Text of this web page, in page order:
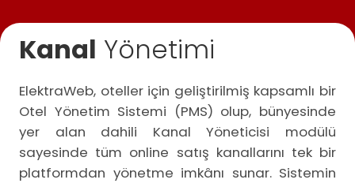
Kanal Yönetimi
ElektraWeb, oteller için geliştirilmiş kapsamlı bir
Otel Yönetim Sistemi (PMS) olup, bünyesinde
yer alan dahili Kanal Yöneticisi modülü
sayesinde tüm online satış kanallarını tek bir
platformdan yönetme imkânı sunar. Sistemin